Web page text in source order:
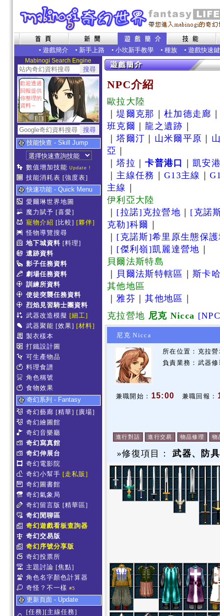
• 遊戲簡介 • 新手上路 • 小坎新手教學 • 種族 • 遊戲快速鍵
Mabinogi Search Engine
歡迎透過
回報提供
你整理的
資料～
技能快查 - Skill Jump
數值增加技能 Update !
技能消耗表 [強度表]
快速功能 - Quick Menu
愛爾琳世界地圖
魔力賦予 [喜愛]
寵物介紹 [比較] [夥伴]
怪物導覽搜尋
地下城資料 [料理]
遺跡資料
影子任務資料
劇場任務資料
訓練所資料
使徒突襲任務資料
烈焰見習騎士團資料
武器改造模擬 [細工]
武器聚能 [效果] [材料]
製衣樣本
打鐵設計圖
可生產物品
料理食譜
角色稱號
食物效果
奇幻系列 - Fantasy
奇幻藝廊 [精華] [廣場]
奇幻繪圖館
奇幻音樂廳
奇幻寫真館
奇幻伸展台
奇幻電影院
奇幻小幫手 [走私販]
奇幻圖書館
奇幻氣象局
奇幻留言版 [精華區]
奇幻閒聊區
奇幻遊戲看板查詢器
奇幻交易版
奇幻序號分享版
奇幻投票所
主題討論 [焦點]
角色名字顏色計算器
奇怪？不一樣 #5
更新頁面 - Update
[任務][主線任務]
NPC介紹
歐拉大陸
｜堤爾克那 ｜杜加德走廊
班克爾 ｜龍之遺跡
｜塔爾汀 山米爾平原
亞
｜塔拉 ｜卡普港口 ｜凱安
主線任務 ｜G13主線 ｜
主線
伊利亞大陸
[拉諾]克拉營地
[克諾
克勒]科爾
[克諾斯]希里原生態保
[傑利嶺]凱麗達營地
貝爾法斯特島
貝爾法斯特轄區 ｜斯卡
其他地區
｜雅芬 ｜其他地區
克拉營地 尼克 Nicca
尼克 Nicca
所在位置：克拉
負責業務：武器
兼職開始： 15:00 兼職回報：
進行對話 進行交易 物品修理 物
»修復項目：武器、防具